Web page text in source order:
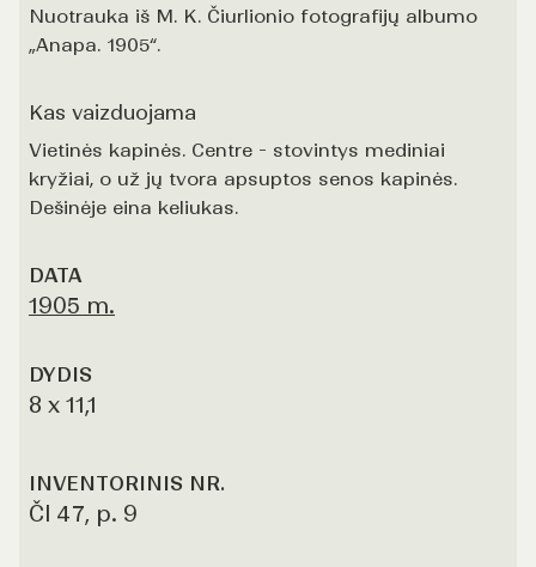
Nuotrauka iš M. K. Čiurlionio fotografijų albumo
„Anapa. 1905“.
Kas vaizduojama
Vietinės kapinės. Centre - stovintys mediniai
kryžiai, o už jų tvora apsuptos senos kapinės.
Dešinėje eina keliukas.
DATA
1905 m.
DYDIS
8 x 11,1
INVENTORINIS NR.
Čl 47, p. 9